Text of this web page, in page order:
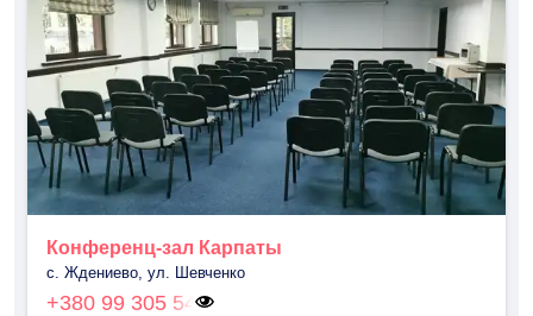
Конференц-зал Карпаты
с. Ждениево, ул. Шевченко
+380 99 305 54